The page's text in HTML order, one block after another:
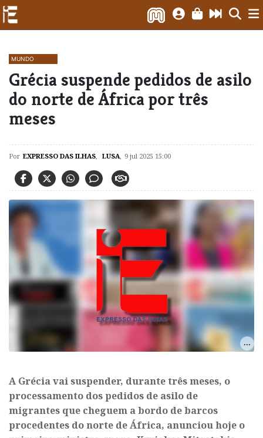
MUNDO
Grécia suspende pedidos de asilo
do norte de África por três
meses
Por EXPRESSO DAS ILHAS, LUSA, 9 jul 2025 15:00
A Grécia vai suspender, durante três meses, o
processamento dos pedidos de asilo de
migrantes que cheguem a bordo de barcos
procedentes do norte de África, anunciou hoje o